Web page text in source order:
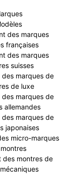
des marques
françaises
des marques
suisses
des marques de
de luxe
des marques de
allemandes
des marques de
japonaises
micro-marques
des montres de